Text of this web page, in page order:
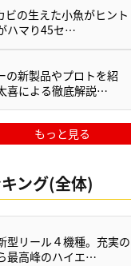
ビの生えた小魚がヒント
ハマり45セ…
の新製品やプロトを紹
喜による徹底解説…
もっと見る
ング(全体)
型リール４機種。充実の
最高峰のハイエ…